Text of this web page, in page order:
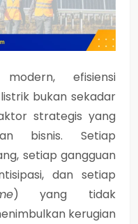
modern, efisiensi
bukan sekadar
strategis yang
bisnis. Setiap
setiap gangguan
dan setiap
) yang tidak
kerugian